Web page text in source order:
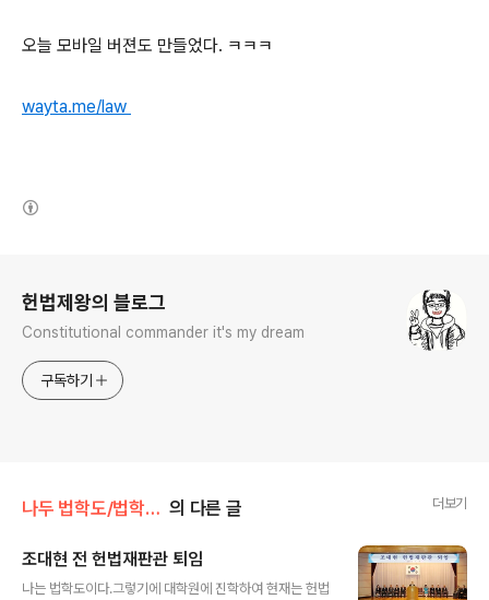
오늘 모바일 버젼도 만들었다. ㅋㅋㅋ
wayta.me/law
헌법제왕의 블로그
Constitutional commander it's my dream
구독하기
나두 법학도/법학도니깐ㅎㅎ 의 다른 글 더보기
조대현 전 헌법재판관 퇴임
나는 법학도이다.그렇기에 대학원에 진학하여 현재는 헌법